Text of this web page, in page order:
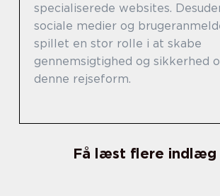
specialiserede websites.
sociale medier og
spillet en stor rolle i at skabe
gennemsigtighed og sikkerhed
denne rejseform.
Få læst flere indlæg